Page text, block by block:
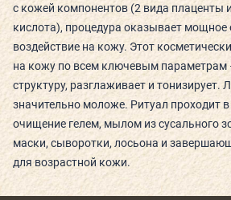
КЛУБНЫЕ
ГОСТЕВОЙ
РАСПИСАНИЕ
КОНТАКТЫ
КАК ПРОЙТИ
с кожей компонентов (2 вида плаценты
кислота), процедура оказывает
воздействие на кожу. Этот
на кожу по всем ключевым параметрам
структуру, разглаживает и тонизирует.
значительно моложе. Ритуал проходит
очищение гелем, мылом из сусального
маски, сыворотки, лосьона и
для возрастной кожи.